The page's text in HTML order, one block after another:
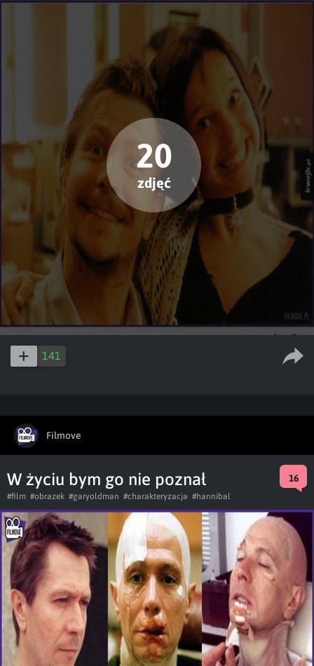
20
zdjęć
141
Filmove
W życiu bym go nie poznał 16
#film #obrazek #garyoldman #charakteryzacja #hannibal